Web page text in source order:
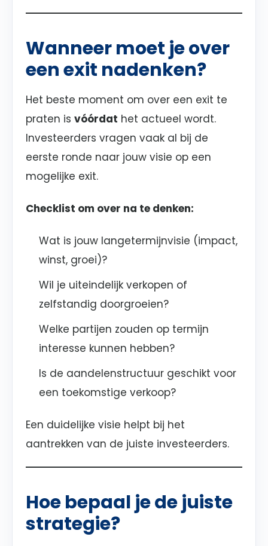
Wanneer moet je over
een exit nadenken?
Het beste moment om over een exit te
praten is vóórdat het actueel wordt.
Investeerders vragen vaak al bij de
eerste ronde naar jouw visie op een
mogelijke exit.
Checklist om over na te denken:
Wat is jouw langetermijnvisie (impact,
winst, groei)?
Wil je uiteindelijk verkopen of
zelfstandig doorgroeien?
Welke partijen zouden op termijn
interesse kunnen hebben?
Is de aandelenstructuur geschikt voor
een toekomstige verkoop?
Een duidelijke visie helpt bij het
aantrekken van de juiste investeerders.
Hoe bepaal je de juiste
strategie?